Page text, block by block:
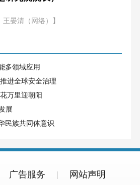
王晏清（网络）】
多领域应用
进全球安全治理
万里迎朝阳
展
民族共同体意识
广告服务
网站声明